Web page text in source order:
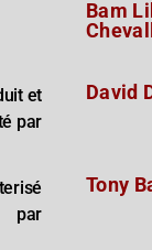
Bam
et
par
David
par
Tony